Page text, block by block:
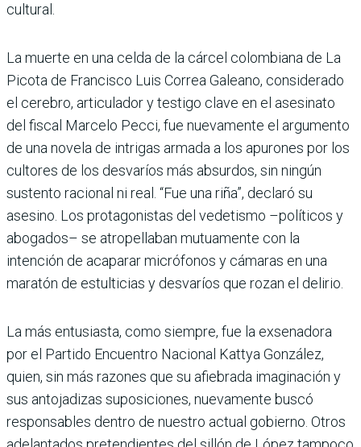
cultural.
La muerte en una celda de la cárcel colombiana de La
Picota de Francisco Luis Correa Galeano, considerado
el cerebro, articulador y testigo clave en el asesinato
del fiscal Marcelo Pecci, fue nuevamente el argumento
de una novela de intrigas armada a los apurones por los
cultores de los desvaríos más absurdos, sin ningún
sustento racional ni real. “Fue una riña”, declaró su
asesino. Los protagonistas del vedetismo –políticos y
abogados– se atropellaban mutuamente con la
intención de acaparar micrófonos y cámaras en una
maratón de estulticias y desvaríos que rozan el delirio.
La más entusiasta, como siempre, fue la exsenadora
por el Partido Encuentro Nacional Kattya González,
quien, sin más razones que su afiebrada imaginación y
sus antojadizas suposiciones, nuevamente buscó
responsables dentro de nuestro actual gobierno. Otros